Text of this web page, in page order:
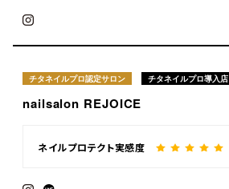
チタネイルプロ認定サロン チタネイルプロ導入店
nailsalon REJOICE
ネイルプロテクト実感度